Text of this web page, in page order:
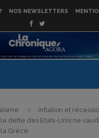
NOS NEWSLETTERS
Inflation et
dette des Etats-Unis ne
Grèce